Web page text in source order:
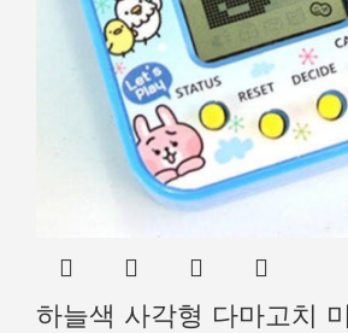
하늘색 사각형 다마고치